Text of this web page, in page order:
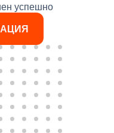
успешно